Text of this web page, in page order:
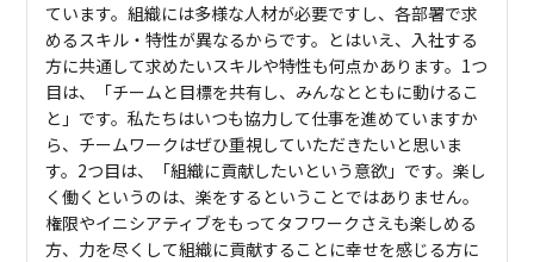
ています。組織には多様な人材が必要ですし、各部署で求
めるスキル・特性が異なるからです。とはいえ、入社する
方に共通して求めたいスキルや特性も何点かあります。1つ
目は、「チームと目標を共有し、みんなとともに動けるこ
と」です。私たちはいつも協力して仕事を進めていますか
ら、チームワークはぜひ重視していただきたいと思いま
す。2つ目は、「組織に貢献したいという意欲」です。楽し
く働くというのは、楽をするということではありません。
権限やイニシアティブをもってタフワークさえも楽しめる
方、力を尽くして組織に貢献することに幸せを感じる方に